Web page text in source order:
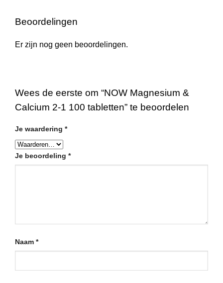
Beoordelingen
Er zijn nog geen beoordelingen.
Wees de eerste om “NOW Magnesium &
Calcium 2-1 100 tabletten” te beoordelen
Je waardering *
Je beoordeling *
Naam *